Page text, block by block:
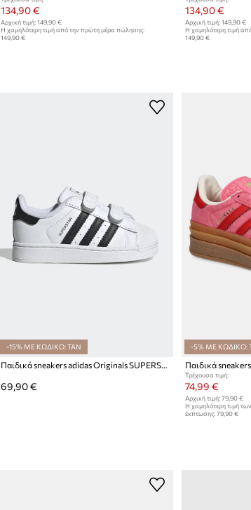
134,90 €
Αρχική τιμή: 149,90 €
Η χαμηλότερη τιμή από την πρώτη μέρα πώλησης:
149,90 €
134,90 €
Αρχική τιμή: 149,90 €
Η χαμηλότερη τιμή
149,90 €
-15% ΜΕ ΚΩΔΙΚΟ: TAN
Παιδικά sneakers adidas Originals SUPERSTAR II
69,90 €
-5% ΜΕ ΚΩΔΙΚΟ:
Τρέχουσα τιμή:
74,99 €
Αρχική τιμή: 79,90 €
Η χαμηλότερη τιμή
έκπτωσης: 79,90 €